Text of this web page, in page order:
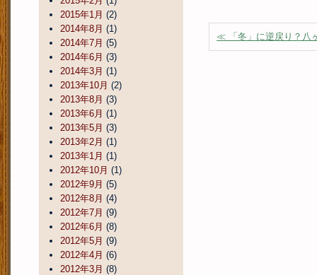
≪ 「冬」に逆戻り？八
2015年1月 (2)
2014年8月 (1)
2014年7月 (5)
2014年6月 (3)
2014年3月 (1)
2013年10月 (2)
2013年8月 (3)
2013年6月 (1)
2013年5月 (3)
2013年2月 (1)
2013年1月 (1)
2012年10月 (1)
2012年9月 (5)
2012年8月 (4)
2012年7月 (9)
2012年6月 (8)
2012年5月 (9)
2012年4月 (6)
2012年3月 (8)